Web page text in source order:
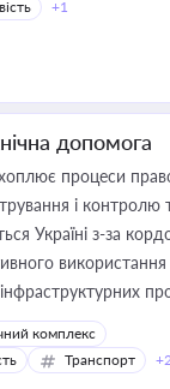
+1
допомога
процеси
і контролю
Україні з-за
використання
комплекс
Транспорт